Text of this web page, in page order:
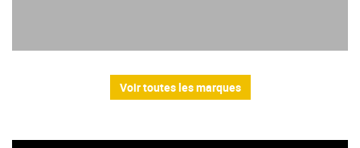
Voir toutes les marques